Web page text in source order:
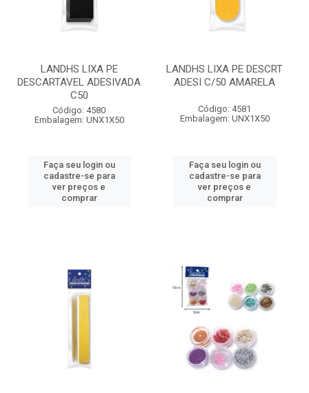
LANDHS LIXA PE
DESCARTAVEL ADESIVADA
C50
Código: 4580
Embalagem: UNX1X50
Faça seu login ou
cadastre-se para
ver preços e
comprar
LANDHS LIXA PE DESCRT
ADESI C/50 AMARELA
Código: 4581
Embalagem: UNX1X50
Faça seu login ou
cadastre-se para
ver preços e
comprar